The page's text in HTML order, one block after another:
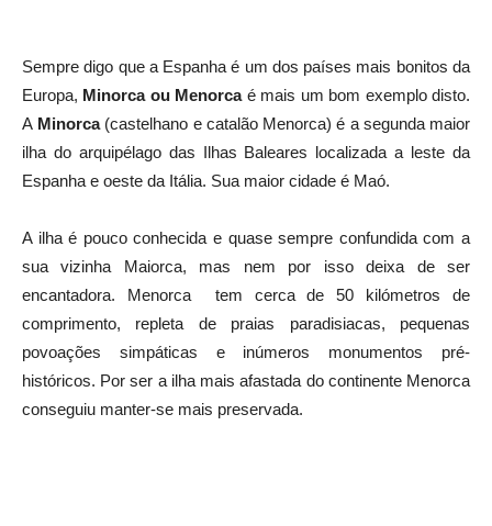
Sempre digo que a Espanha é um dos países mais bonitos da
Europa, Minorca ou Menorcaé mais um bom exemplo disto.
A Minorca(castelhano e catalão Menorca) é a segunda maior
ilha do arquipélago das Ilhas Baleares localizada a leste da
Espanha e oeste da Itália. Sua maior cidade é Maó.
A ilha é pouco conhecida e quase sempre confundida com a
sua vizinha Maiorca, mas nem por isso deixa de ser
encantadora. Menorca tem cerca de 50 kilómetros de
comprimento, repleta de praias paradisiacas, pequenas
povoações simpáticas e inúmeros monumentos pré-
históricos. Por ser a ilha mais afastada do continente Menorca
conseguiu manter-se mais preservada.